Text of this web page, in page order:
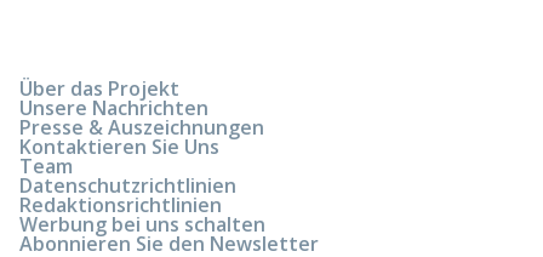
Über das Projekt
Unsere Nachrichten
Presse & Auszeichnungen
Kontaktieren Sie Uns
Team
Datenschutzrichtlinien
Redaktionsrichtlinien
Werbung bei uns schalten
Abonnieren Sie den Newsletter